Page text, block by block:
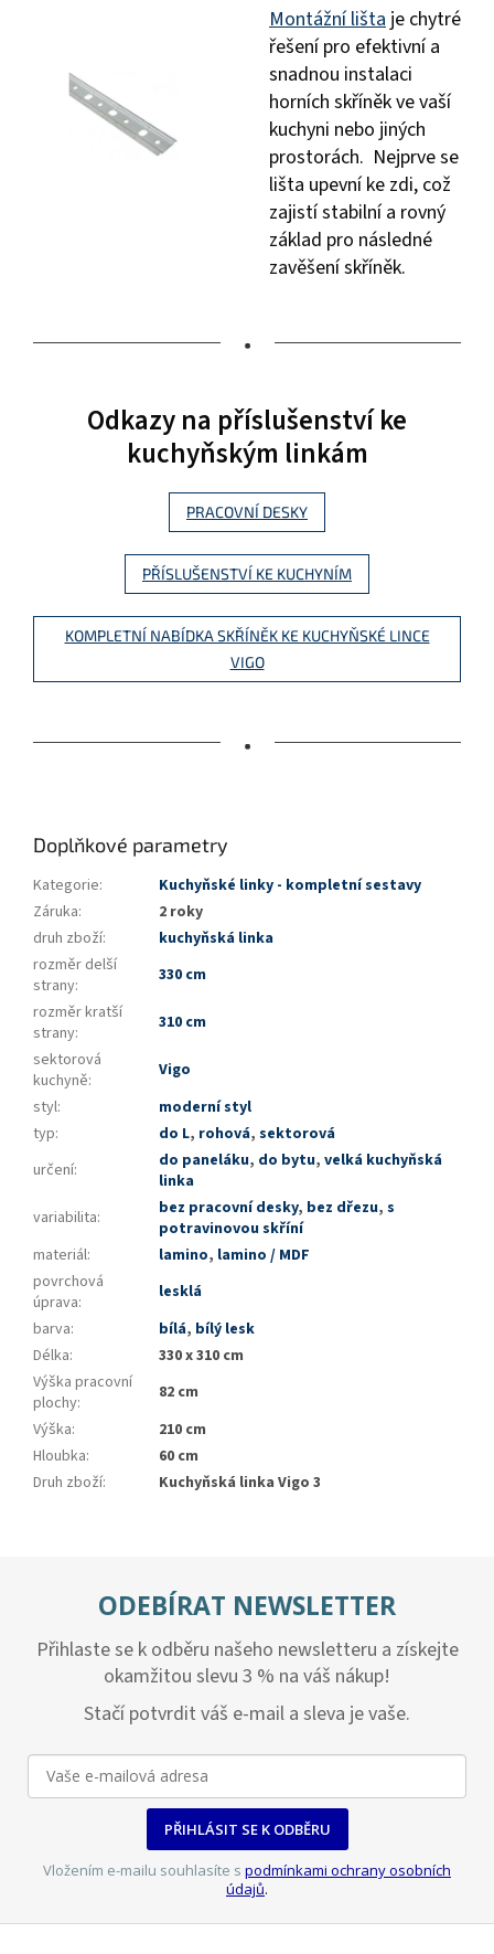
Montážní lišta je chytré
řešení pro efektivní a
snadnou instalaci
horních skříněk ve vaší
kuchyni nebo jiných
prostorách. Nejprve se
lišta upevní ke zdi, což
zajistí stabilní a rovný
základ pro následné
zavěšení skříněk.
•
Odkazy na příslušenství ke
kuchyňským linkám
PRACOVNÍ DESKY
PŘÍSLUŠENSTVÍ KE KUCHYNÍM
KOMPLETNÍ NABÍDKA SKŘÍNĚK KE KUCHYŇSKÉ LINCE
VIGO
•
Doplňkové parametry
Kategorie:
Kuchyňské linky - kompletní sestavy
Záruka:
2 roky
druh zboží:
kuchyňská linka
rozměr delší
strany:
330 cm
rozměr kratší
strany:
310 cm
sektorová
kuchyně:
Vigo
styl:
moderní styl
typ: do L, rohová, sektorová
určení: do paneláku, do bytu, velká kuchyňská
linka
variabilita: bez pracovní desky, bez dřezu, s
potravinovou skříní
materiál: lamino, lamino / MDF
povrchová
úprava:
lesklá
barva: bílá, bílý lesk
Délka:
330 x 310 cm
Výška pracovní
plochy:
82 cm
Výška:
210 cm
Hloubka:
60 cm
Druh zboží: Kuchyňská linka Vigo 3
ODEBÍRAT NEWSLETTER
Přihlaste se k odběru našeho newsletteru a získejte
okamžitou slevu 3 % na váš nákup!
Stačí potvrdit váš e-mail a sleva je vaše.
PŘIHLÁSIT SE K ODBĚRU
Vložením e-mailu souhlasíte s podmínkami ochrany osobních
údajů.